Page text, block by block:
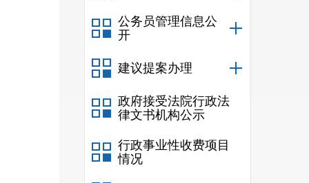
公务员管理信息公
开
建议提案办理
政府接受法院行政法
律文书机构公示
行政事业性收费项目
情况